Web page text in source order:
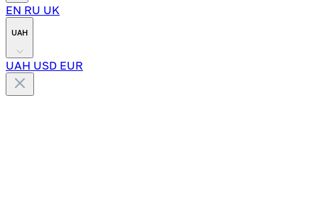
EN RU UK
UAH
UAH USD EUR